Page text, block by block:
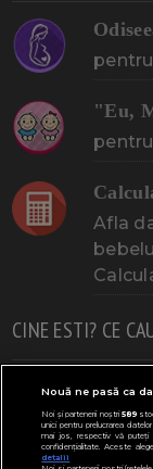
"Eu,
Afla
CINE ESTI? CE
Doresc un copil
Urmeaza sa nasc
Bebe febra
Nouă ne pasă ca
Noi și partenerii noștri589
unici pentru prelucrarea
mai jos, respectiv vă puteți
confidențialitate. Aceste
detalii